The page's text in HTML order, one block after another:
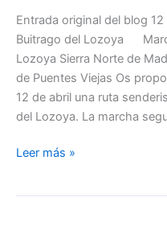
Entrada original del blog
Buitrago del Lozoya
Lozoya Sierra Norte de
de Puentes Viejas Os
12 de abril una ruta
del Lozoya. La marcha
12
Leer más »